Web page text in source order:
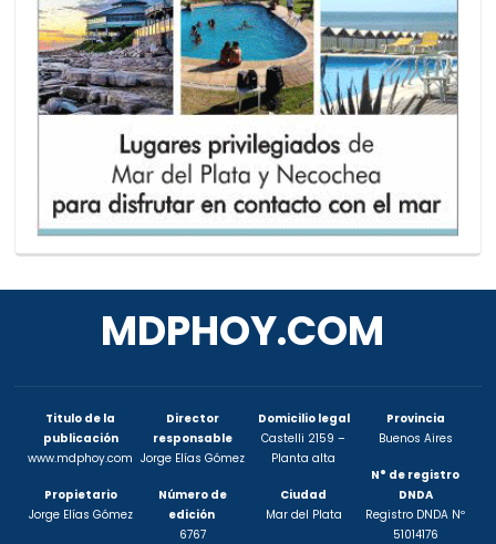
MDPHOY.COM
Titulo de la
publicación
www.mdphoy.com
Propietario
Jorge Elías Gómez
Director
responsable
Jorge Elías Gómez
Número de
edición
6767
Domicilio legal
Castelli 2159 –
Planta alta
Ciudad
Mar del Plata
Provincia
Buenos Aires
N° de registro
DNDA
Registro DNDA Nº
51014176